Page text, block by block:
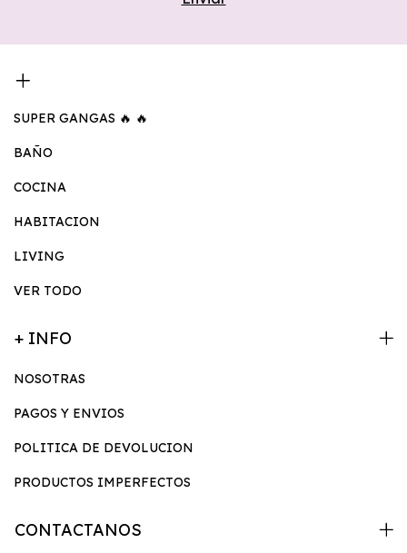
SUPER GANGAS 🔥 🔥
BAÑO
COCINA
HABITACION
LIVING
VER TODO
+ INFO
NOSOTRAS
PAGOS Y ENVIOS
POLITICA DE DEVOLUCION
PRODUCTOS IMPERFECTOS
CONTACTANOS